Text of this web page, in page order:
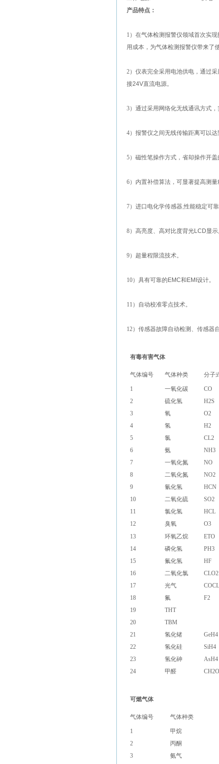
产品特点：
1 ）在气体检测报警仪领域首次实
用成本，为气体检测报警仪带来了
2）仪表完全采用电池供电，通过
接24V直流电源。
3）通过采用网络化无线通讯方式
4） 报警仪之间无线传输距离可以达
5）磁性笔操作方式，省却操作开
6）内置补偿算法，可显著提高测
7）进口电化学传感器,性能稳定可靠
8）高亮度、高对比度背光LCD显
9）超量程限流技术。
10）具有可靠的 EMC和 EMI 设计。
11 ） 自动校准零点技术。
12）传感器故障自动检测、传感器
有毒有害气体
气体编号 气体种类 分子
1 一氧化碳
CO
2
硫化氢
H2S
3
氧
O2
4
氢
H2
5
氯
CL2
6
氨
NH3
7
一氧化氮
NO
8
二氧化氮
NO2
9
氰化氢
HCN
10
二氧化硫
SO2
11
氯化氢
HCL
12
臭氧
O3
13
环氧乙烷
ETO
14
磷化氢
PH3
15
氟化氢
HF
16
二氧化氯
CLO2
17
光气
18
氟
F2
19
THT
20
TBM
21
氢化锗
GeH4
22
氢化硅
SiH4
23
氢化砷
AsH4
24
甲醛
可燃气体
气体编号 气体种类
1
甲烷
2
丙酮
3
氨气